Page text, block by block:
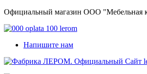
Официальный магазин ООО "Мебельная
Напишите нам